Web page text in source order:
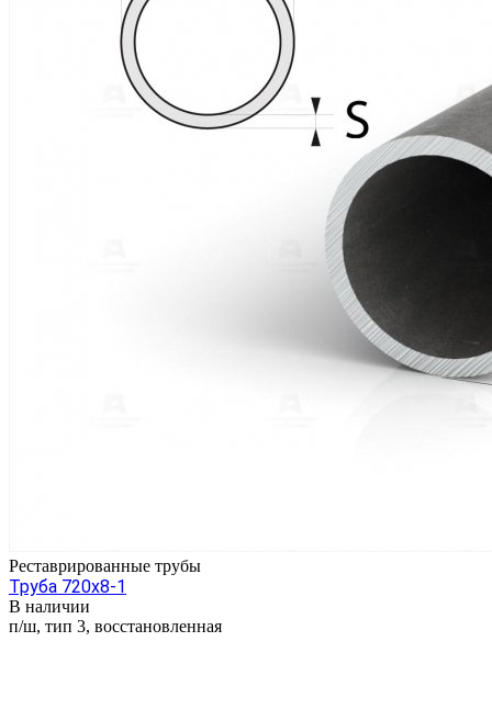
Реставрированные трубы
Труба 720х8-1
В наличии
п/ш, тип 3, восстановленная